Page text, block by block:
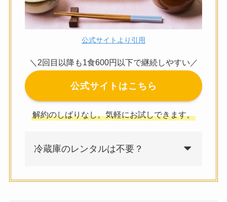
公式サイトより引用
＼2回目以降も1食600円以下で継続しやすい／
公式サイトはこちら
解約のしばりなし。気軽にお試しできます。
冷蔵庫のレンタルは不要？